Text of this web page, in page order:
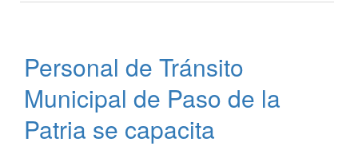
de
tránsito
Personal de Tránsito
Municipal de Paso de la
Patria se capacita